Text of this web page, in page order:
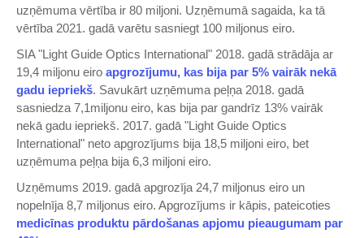
uzņēmuma vērtība ir 80 miljoni. Uzņēmumā sagaida, ka tā
vērtība 2021. gadā varētu sasniegt 100 miljonus eiro.
SIA "Light Guide Optics International" 2018. gadā strādāja ar
19,4 miljonu eiro apgrozījumu, kas bija par 5% vairāk nekā
gadu iepriekš. Savukārt uzņēmuma peļņa 2018. gadā
sasniedza 7,1miljonu eiro, kas bija par gandrīz 13% vairāk
nekā gadu iepriekš. 2017. gadā "Light Guide Optics
International" neto apgrozījums bija 18,5 miljoni eiro, bet
uzņēmuma peļņa bija 6,3 miljoni eiro.
Uzņēmums 2019. gadā apgrozīja 24,7 miljonus eiro un
nopelnīja 8,7 miljonus eiro. Apgrozījums ir kāpis, pateicoties
medicīnas produktu pārdošanas apjomu pieaugumam par